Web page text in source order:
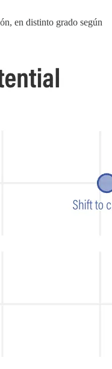
en distinto grado según